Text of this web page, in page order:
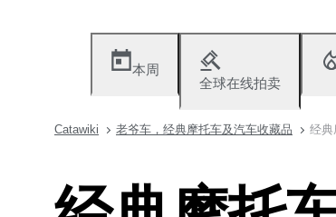
本周
全球在线拍卖
Catawiki 老爷车，经典摩托车及汽车收藏品 经典